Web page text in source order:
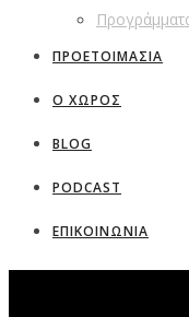
ΠΡΟΕΤΟΙΜΑΣΙΑ
Ο ΧΩΡΟΣ
BLOG
PODCAST
ΕΠΙΚΟΙΝΩΝΙΑ